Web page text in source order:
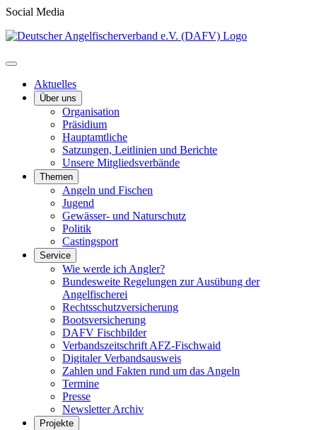
Social Media
Aktuelles
Über uns
Organisation
Präsidium
Hauptamtliche
Satzungen, Leitlinien und Berichte
Unsere Mitgliedsverbände
Themen
Angeln und Fischen
Jugend
Gewässer- und Naturschutz
Politik
Castingsport
Service
Wie werde ich Angler?
Bundesweite Regelungen zur Ausübung der
Angelfischerei
Rechtsschutzversicherung
Bootsversicherung
DAFV Fischbilder
Verbandszeitschrift AFZ-Fischwaid
Digitaler Verbandsausweis
Zahlen und Fakten rund um das Angeln
Termine
Presse
Newsletter Archiv
Projekte